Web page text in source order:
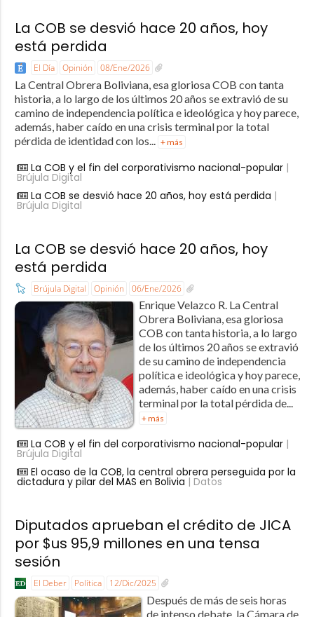
La COB se desvió hace 20 años, hoy
está perdida
El Día Opinión 08/Ene/2026
La Central Obrera Boliviana, esa gloriosa COB con tanta
historia, a lo largo de los últimos 20 años se extravió de su
camino de independencia política e ideológica y hoy parece,
además, haber caído en una crisis terminal por la total
pérdida de identidad con los...
+ más
La COB y el fin del corporativismo nacional-popular|
Brújula Digital
La COB se desvió hace 20 años, hoy está perdida |
Brújula Digital
La COB se desvió hace 20 años, hoy
está perdida
Brújula Digital Opinión 06/Ene/2026
Enrique Velazco R. La Central
Obrera Boliviana, esa gloriosa
COB con tanta historia, a lo largo
de los últimos 20 años se extravió
de su camino de independencia
política e ideológica y hoy parece,
además, haber caído en una crisis
terminal por la total pérdida de...
+ más
La COB y el fin del corporativismo nacional-popular|
Brújula Digital
El ocaso de la COB, la central obrera perseguida por la
dictadura y pilar del MAS en Bolivia | Datos
Diputados aprueban el crédito de JICA
por $us 95,9 millones en una tensa
sesión
El Deber Política 12/Dic/2025
Después de más de seis horas
de intenso debate, la Cámara de